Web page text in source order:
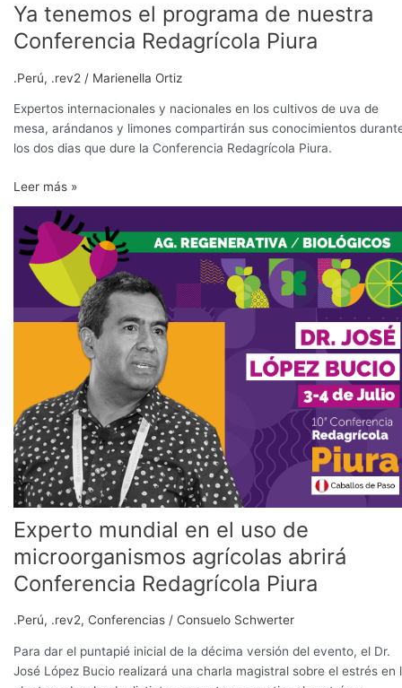
Ya tenemos el programa de nuestra
Conferencia Redagrícola Piura
.Perú, .rev2 / Marienella Ortiz
Expertos internacionales y nacionales en los cultivos de uva de
mesa, arándanos y limones compartirán sus conocimientos
los dos dias que dure la Conferencia Redagrícola Piura.
tenemos
el
de
Conferencia
Redagrícola
Leer más »
Experto mundial en el uso de
microorganismos agrícolas abrirá
Conferencia Redagrícola Piura
.Perú, .rev2, Conferencias / Consuelo Schwerter
Para dar el puntapié inicial de la décima versión del evento, el Dr.
José López Bucio realizará una charla magistral sobre el estrés en
Experto
mundial
en
microorganismos
Conferencia
Redagrícola
Piura